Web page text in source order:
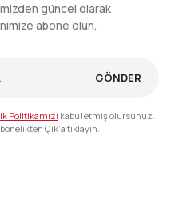
güncel olarak
abone olun.
GÖNDER
Politikamızı kabul etmiş olursunuz.
Çık'a tıklayın.